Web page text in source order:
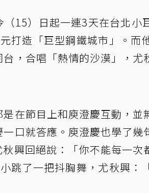
（15）日起一連3天在台北小
打造「巨型鋼鐵城市」。而
，合唱「熱情的沙漠」，尤
在節目上和庾澄慶互動，
口就答應。庾澄慶也學了
興回絕說：「你不能每一
跳了一把抖胸舞，尤秋興：